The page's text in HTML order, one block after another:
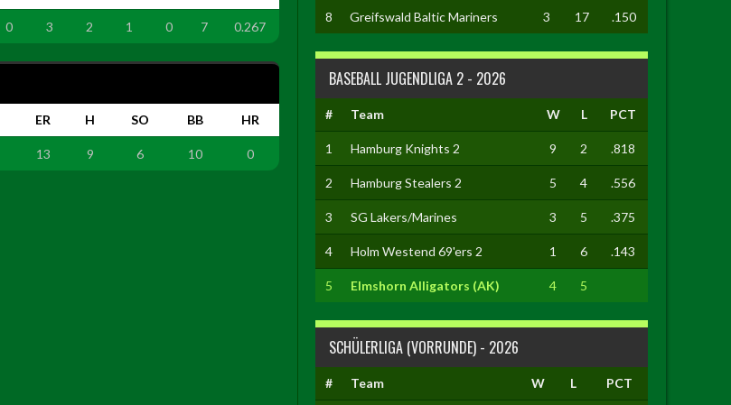
0 3 2 1 0 7 0.267
ER H SO BB HR
13 9 6 10 0
8 Greifswald Baltic Mariners 3 17 .150
BASEBALL JUGENDLIGA 2 - 2026
# Team W L PCT
1 Hamburg Knights 2 9 2 .818
2 Hamburg Stealers 2 5 4 .556
3 SG Lakers/Marines 3 5 .375
4 Holm Westend 69'ers 2 1 6 .143
5 Elmshorn Alligators (AK) 4 5
SCHÜLERLIGA (VORRUNDE) - 2026
# Team W L PCT